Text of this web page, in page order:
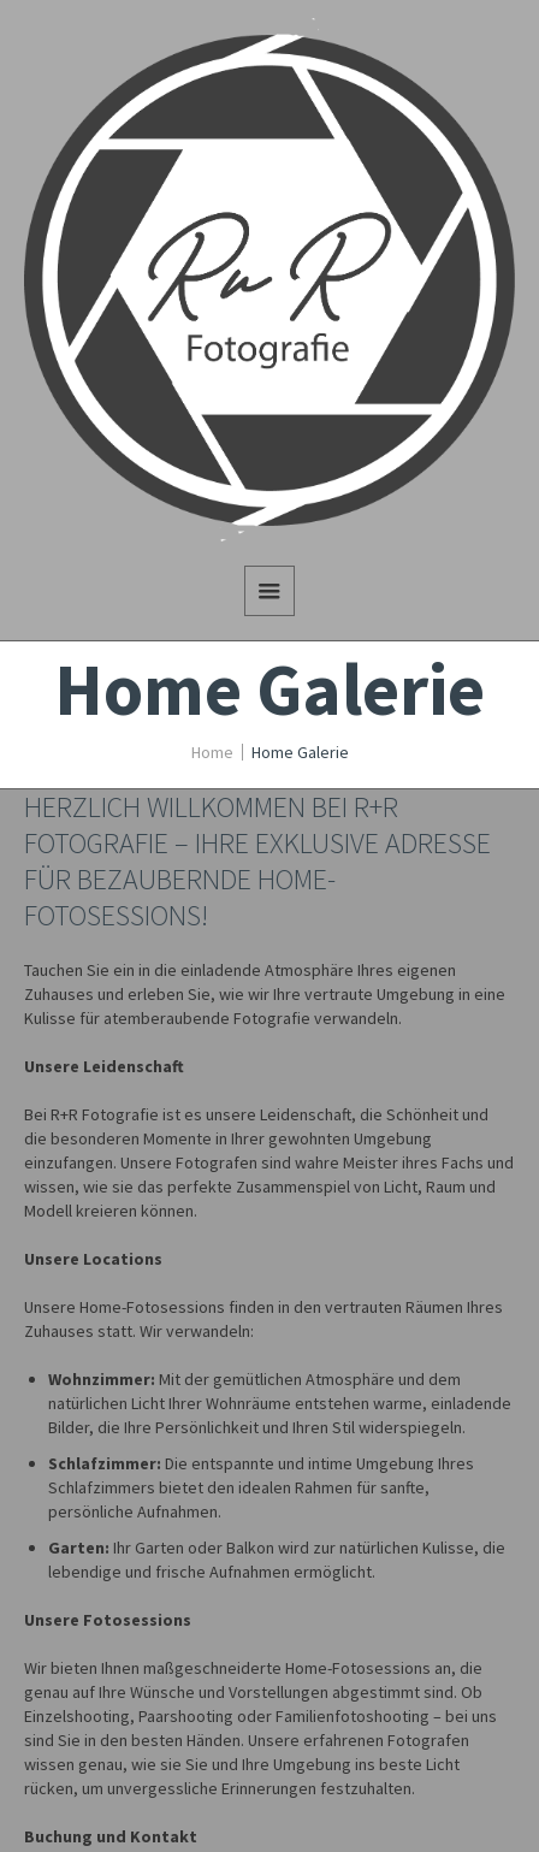
Home Galerie
Home Home Galerie
HERZLICH WILLKOMMEN BEI R+R
FOTOGRAFIE – IHRE EXKLUSIVE ADRESSE
FÜR BEZAUBERNDE HOME-
FOTOSESSIONS!
Tauchen Sie ein in die einladende Atmosphäre Ihres eigenen
Zuhauses und erleben Sie, wie wir Ihre vertraute Umgebung in eine
Kulisse für atemberaubende Fotografie verwandeln.
Unsere Leidenschaft
Bei R+R Fotografie ist es unsere Leidenschaft, die Schönheit und
die besonderen Momente in Ihrer gewohnten Umgebung
einzufangen. Unsere Fotografen sind wahre Meister ihres Fachs und
wissen, wie sie das perfekte Zusammenspiel von Licht, Raum und
Modell kreieren können.
Unsere Locations
Unsere Home-Fotosessions finden in den vertrauten Räumen Ihres
Zuhauses statt. Wir verwandeln:
Wohnzimmer: Mit der gemütlichen Atmosphäre und dem
natürlichen Licht Ihrer Wohnräume entstehen warme, einladende
Bilder, die Ihre Persönlichkeit und Ihren Stil widerspiegeln.
Schlafzimmer: Die entspannte und intime Umgebung Ihres
Schlafzimmers bietet den idealen Rahmen für sanfte,
persönliche Aufnahmen.
Garten: Ihr Garten oder Balkon wird zur natürlichen Kulisse, die
lebendige und frische Aufnahmen ermöglicht.
Unsere Fotosessions
Wir bieten Ihnen maßgeschneiderte Home-Fotosessions an, die
genau auf Ihre Wünsche und Vorstellungen abgestimmt sind. Ob
Einzelshooting, Paarshooting oder Familienfotoshooting – bei uns
sind Sie in den besten Händen. Unsere erfahrenen Fotografen
wissen genau, wie sie Sie und Ihre Umgebung ins beste Licht
rücken, um unvergessliche Erinnerungen festzuhalten.
Buchung und Kontakt